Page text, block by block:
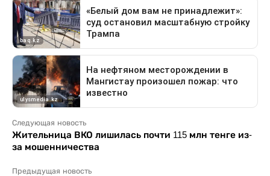
Следующая новость
Жительница ВКО лишилась почти 115 млн тенге из-
за мошенничества
Предыдущая новость